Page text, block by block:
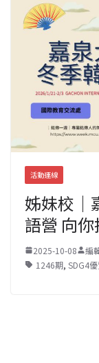
活動連線
姊妹校｜
語營 向
2025-10-08
編
1246期, SDG4